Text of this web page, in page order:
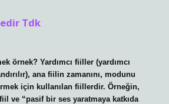
Tdk
örnek? Yardımcı fiiller (yardımcı
ana fiilin zamanını, modunu
için kullanılan fiillerdir. Örneğin,
ve “pasif bir ses yaratmaya katkıda